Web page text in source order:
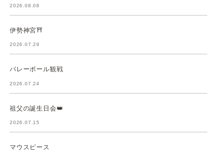
2026.08.08
伊勢神宮⛩️
2026.07.29
バレーボール観戦
2026.07.24
祖父の誕生日会👑
2026.07.15
マウスピース